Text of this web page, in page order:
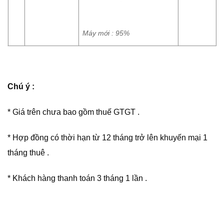
Máy mới : 95%
Chú ý :
* Giá trên chưa bao gồm thuế GTGT .
* Hợp đồng có thời hạn từ 12 tháng trở lên khuyến mại 1
tháng thuê .
* Khách hàng thanh toán 3 tháng 1 lần .